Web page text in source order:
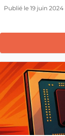
Publié le 19 juin 2024